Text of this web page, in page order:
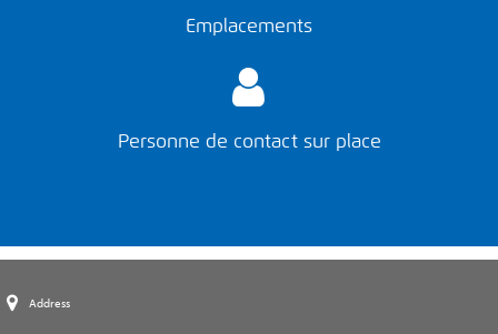
Emplacements
Personne de contact sur place
Address